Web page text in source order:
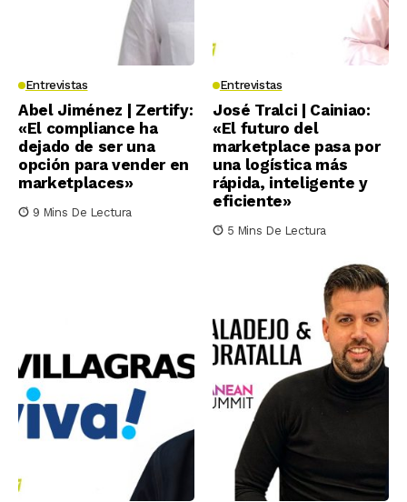
Entrevistas
Abel Jiménez | Zertify:
«El compliance ha
dejado de ser una
opción para vender en
marketplaces»
9 Mins De Lectura
Entrevistas
José Tralci | Cainiao:
«El futuro del
marketplace pasa por
una logística más
rápida, inteligente y
eficiente»
5 Mins De Lectura